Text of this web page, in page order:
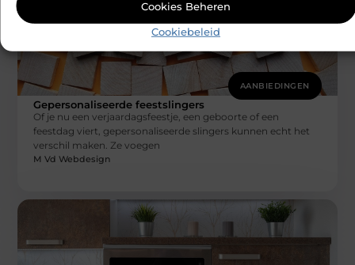
Cookies Beheren
Cookiebeleid
AANBIEDINGEN
Gepersonaliseerde feestslingers
Of je nu een verjaardagsfeestje, een geboorte of een
feestdag viert, gepersonaliseerde slingers kunnen echt het
verschil maken. Ze voegen
M Vd Webdesign